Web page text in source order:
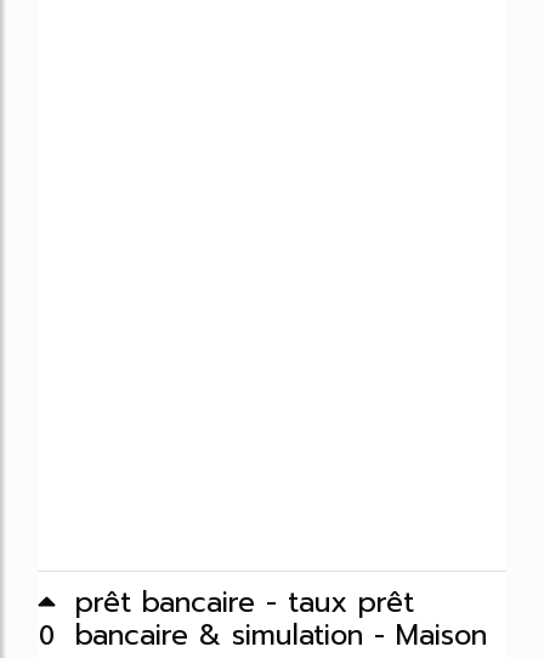
0
prêt bancaire - taux prêt
bancaire & simulation - Maison